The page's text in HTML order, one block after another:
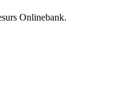
Onlinebank.